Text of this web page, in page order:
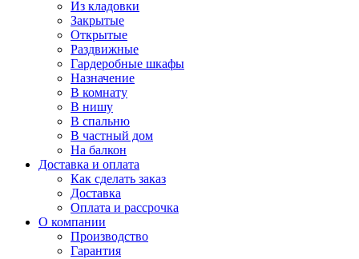
Из кладовки
Закрытые
Открытые
Раздвижные
Гардеробные шкафы
Назначение
В комнату
В нишу
В спальню
В частный дом
На балкон
Доставка и оплата
Как сделать заказ
Доставка
Оплата и рассрочка
О компании
Производство
Гарантия